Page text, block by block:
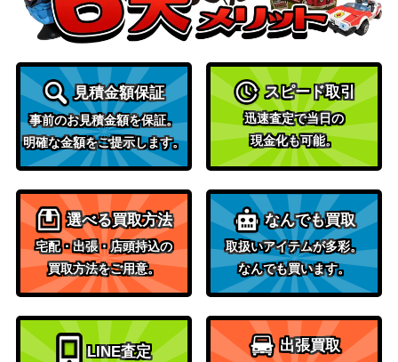
見積金額保証
事前のお見積金額を保証。
明確な金額をご提示します。
スピード取引
迅速査定で当日の
現金化も可能。
選べる買取方法
宅配・出張・店頭持込の
買取方法をご用意。
なんでも買取
取扱いアイテムが多彩。
なんでも買います。
LINE査定 出張買取